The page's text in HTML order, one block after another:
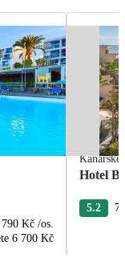
790 Kč /os.
6 700 Kč
Kanárské
Hotel
5.2